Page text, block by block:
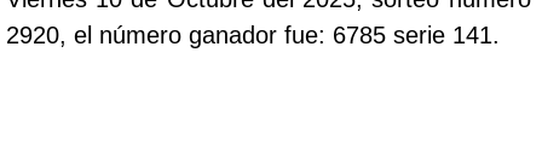
2920, el número ganador fue: 6785 serie 141.